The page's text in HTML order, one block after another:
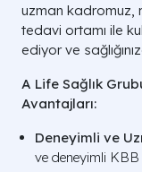
uzman kadromuz,
tedavi ortamı ile
ediyor ve
A Life Sağlık
Avantajları:
Deneyimli ve
ve deneyimli KBB